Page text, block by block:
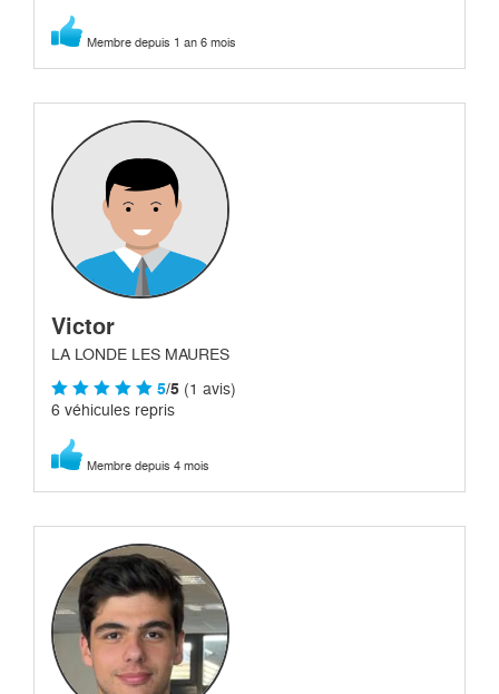
Membre depuis 1 an 6 mois
Victor
LA LONDE LES MAURES
5/5 (1 avis)
6 véhicules repris
Membre depuis 4 mois